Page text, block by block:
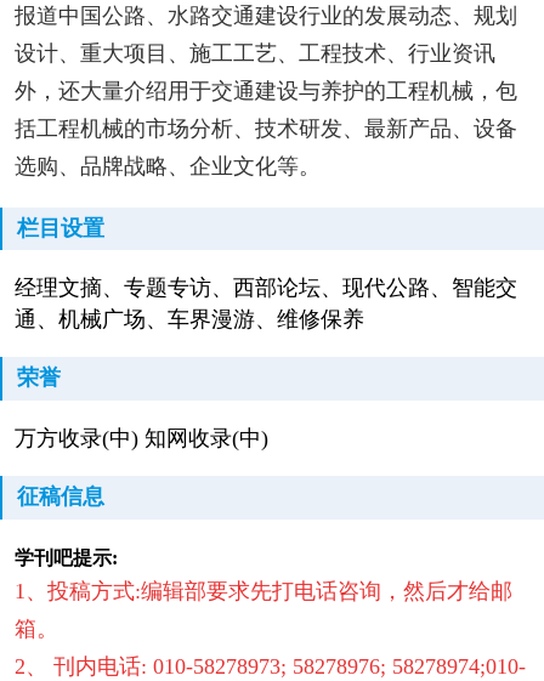
报道中国公路、水路交通建设行业的发展动态、规划
设计、重大项目、施工工艺、工程技术、行业资讯
外，还大量介绍用于交通建设与养护的工程机械，包
括工程机械的市场分析、技术研发、最新产品、设备
选购、品牌战略、企业文化等。
栏目设置
经理文摘、专题专访、西部论坛、现代公路、智能交
通、机械广场、车界漫游、维修保养
荣誉
万方收录(中) 知网收录(中)
征稿信息
学刊吧提示:
1、投稿方式:编辑部要求先打电话咨询，然后才给邮
箱。
2、 刊内电话: 010-58278973; 58278976; 58278974;010-